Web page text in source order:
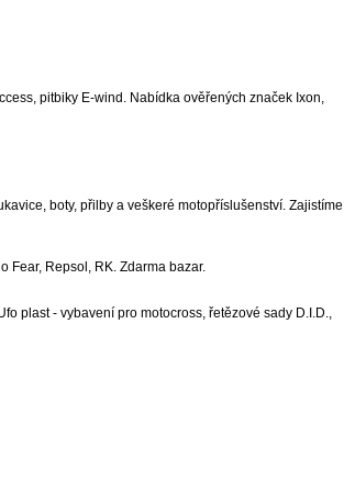
pitbiky E-wind. Nabídka ověřených značek Ixon,
boty, přilby a veškeré motopříslušenství. Zajistíme
Fear, Repsol, RK. Zdarma bazar.
plast - vybavení pro motocross, řetězové sady D.I.D.,